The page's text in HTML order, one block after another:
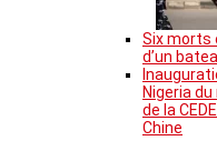
Six morts
d’un
Nigeria
de la
Chine